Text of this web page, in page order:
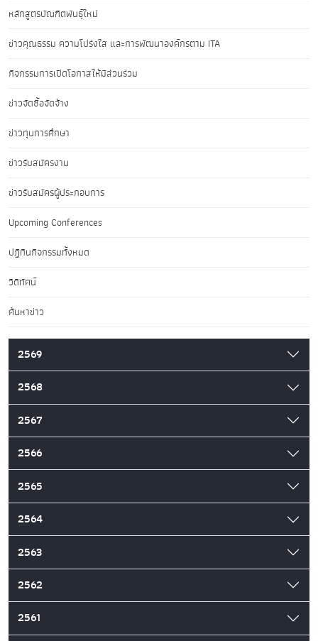
หลักสูตรบัณฑิตพันธุ์ใหม่
ข่าวคุณธรรม ความโปร่งใส และการพัฒนาองค์กรตาม ITA
กิจกรรมการเปิดโอกาสให้มีส่วนร่วม
ข่าวจัดซื้อจัดจ้าง
ข่าวทุนการศึกษา
ข่าวรับสมัครงาน
ข่าวรับสมัครผู้ประกอบการ
Upcoming Conferences
ปฏิทินกิจกรรมทั้งหมด
วิดีทัศน์
ค้นหาข่าว
2569
2568
2567
2566
2565
2564
2563
2562
2561